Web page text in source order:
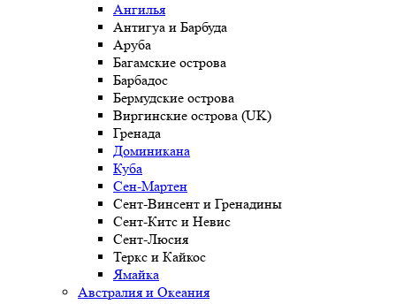
Ангилья
Антигуа и Барбуда
Аруба
Багамские острова
Барбадос
Бермудские острова
Виргинские острова (UK)
Гренада
Доминикана
Куба
Сен-Мартен
Сент-Винсент и Гренадины
Сент-Китс и Невис
Сент-Люсия
Теркс и Кайкос
Ямайка
Австралия и Океания